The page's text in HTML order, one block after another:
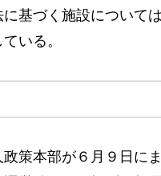
基づく施設について
いる。
策本部が６月９日に